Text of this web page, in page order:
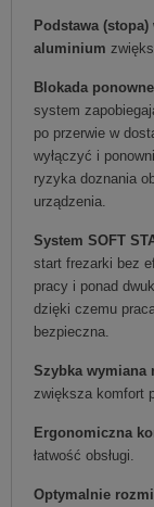
Podstawa
aluminium
Blokada
system
po przerwie w
wyłączyć i
ryzyka doznania
urządzenia.
System SOFT
start frezarki bez
pracy i ponad
dzięki czemu
bezpieczna.
Szybka wymiana
zwiększa komfort
Ergonomiczna
łatwość obsługi.
Optymalnie